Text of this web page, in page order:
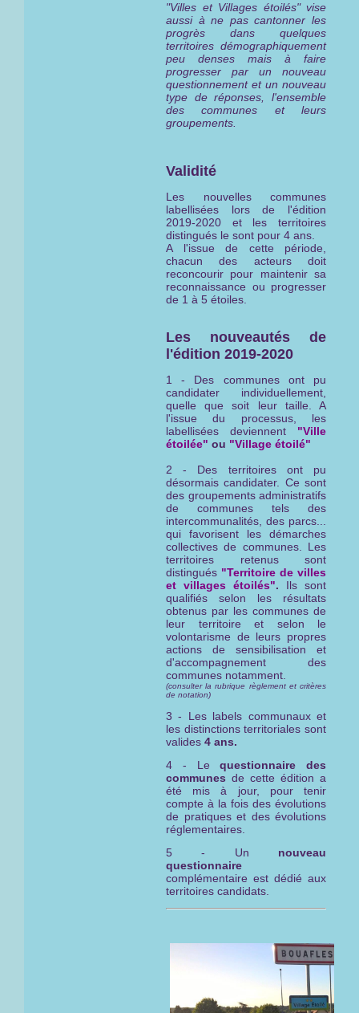
"Villes et Villages étoilés" vise
aussi à ne pas cantonner les
progrès dans quelques
territoires démographiquement
peu denses mais à faire
progresser par un nouveau
questionnement et un nouveau
type de réponses, l'ensemble
des communes et leurs
groupements.
Validité
Les nouvelles communes
labellisées lors de l'édition
2019-2020 et les territoires
distingués le sont pour 4 ans.
A l'issue de cette période,
chacun des acteurs doit
reconcourir pour maintenir sa
reconnaissance ou progresser
de 1 à 5 étoiles.
Les nouveautés de
l'édition 2019-2020
1 - Des communes ont pu
candidater individuellement,
quelle que soit leur taille. A
l'issue du processus, les
labellisées deviennent "Ville
étoilée" ou "Village étoilé"
2 - Des territoires ont pu
désormais candidater. Ce sont
des groupements administratifs
de communes tels des
intercommunalités, des parcs...
qui favorisent les démarches
collectives de communes. Les
territoires retenus sont
distingués "Territoire de villes
et villages étoilés". Ils sont
qualifiés selon les résultats
obtenus par les communes de
leur territoire et selon le
volontarisme de leurs propres
actions de sensibilisation et
d'accompagnement des
communes notamment.
(consulter la rubrique règlement et critères
de notation)
3 - Les labels communaux et
les distinctions territoriales sont
valides 4 ans.
4 - Lequestionnaire des
communes de cette édition a
été mis à jour, pour tenir
compte à la fois des évolutions
de pratiques et des évolutions
réglementaires.
5 - Un nouveau
questionnaire
complémentaire est dédié aux
territoires candidats.